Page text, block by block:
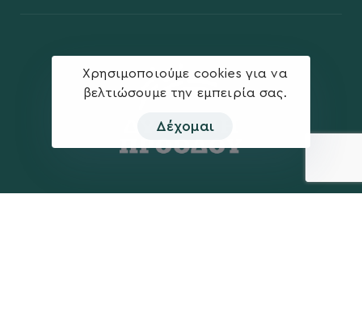
Χρησιμοποιούμε cookies για να
βελτιώσουμε την εμπειρία σας.
Δέχομαι